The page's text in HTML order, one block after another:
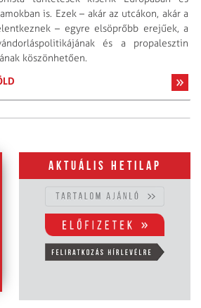
is. Ezek – akár az utcákon, akár a
– egyre elsöprőbb erejűek, a
és a propalesztin
köszönhetően.
Aktuális hetilap